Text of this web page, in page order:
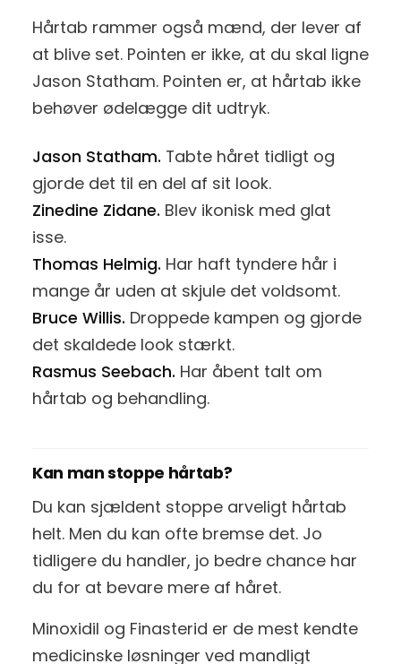
Hårtab rammer også mænd, der lever af
at blive set. Pointen er ikke, at du skal ligne
Jason Statham. Pointen er, at hårtab ikke
behøver ødelægge dit udtryk.
Jason Statham. Tabte håret tidligt og
gjorde det til en del af sit look.
Zinedine Zidane. Blev ikonisk med glat
isse.
Thomas Helmig. Har haft tyndere hår i
mange år uden at skjule det voldsomt.
Bruce Willis. Droppede kampen og gjorde
det skaldede look stærkt.
Rasmus Seebach. Har åbent talt om
hårtab og behandling.
Kan man stoppe hårtab?
Du kan sjældent stoppe arveligt hårtab
helt. Men du kan ofte bremse det. Jo
tidligere du handler, jo bedre chance har
du for at bevare mere af håret.
Minoxidil og Finasterid er de mest kendte
medicinske løsninger ved mandligt